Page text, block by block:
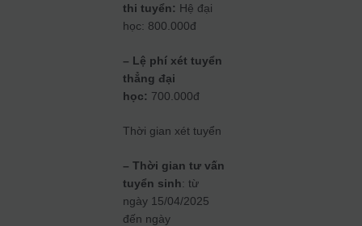
thi tuyển: Hệ đại
học: 800.000đ
– Lệ phí xét tuyển
thẳng đại
học: 700.000đ
Thời gian xét tuyển
– Thời gian tư vấn
tuyển sinh: từ
ngày 15/04/2025
đến ngày